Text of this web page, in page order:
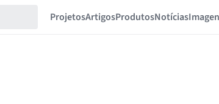
ProjetosArtigosProdutosNotícias